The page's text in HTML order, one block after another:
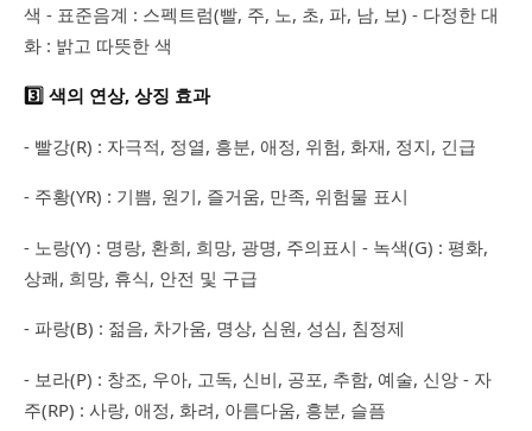
색 - 표준음계 : 스펙트럼(빨, 주, 노, 초, 파, 남, 보) - 다정한 대
화 : 밝고 따뜻한 색
3️⃣ 색의 연상, 상징 효과
- 빨강(R) : 자극적, 정열, 흥분, 애정, 위험, 화재, 정지, 긴급
- 주황(YR) : 기쁨, 원기, 즐거움, 만족, 위험물 표시
- 노랑(Y) : 명랑, 환희, 희망, 광명, 주의표시 - 녹색(G) : 평화,
상쾌, 희망, 휴식, 안전 및 구급
- 파랑(B) : 젊음, 차가움, 명상, 심원, 성심, 침정제
- 보라(P) : 창조, 우아, 고독, 신비, 공포, 추함, 예술, 신앙 - 자
주(RP) : 사랑, 애정, 화려, 아름다움, 흥분, 슬픔